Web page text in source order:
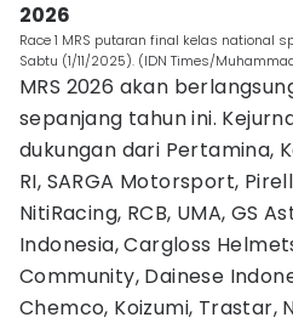
2026
Race 1 MRS putaran final kelas national
Sabtu (1/11/2025). (IDN Times/
MRS 2026 akan
sepanjang tahun ini.
dukungan dari Pertamina,
RI, SARGA Motorsport,
NitiRacing, RCB, UMA, GS
Indonesia, Cargloss
Community, Dainese
Chemco, Koizumi, Trastar,